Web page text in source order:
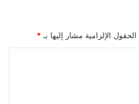
الحقول الإلزامية مشار إليها بـ *